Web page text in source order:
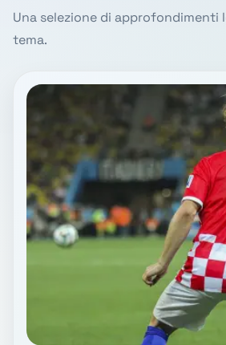
Una selezione di approfondimenti
tema.